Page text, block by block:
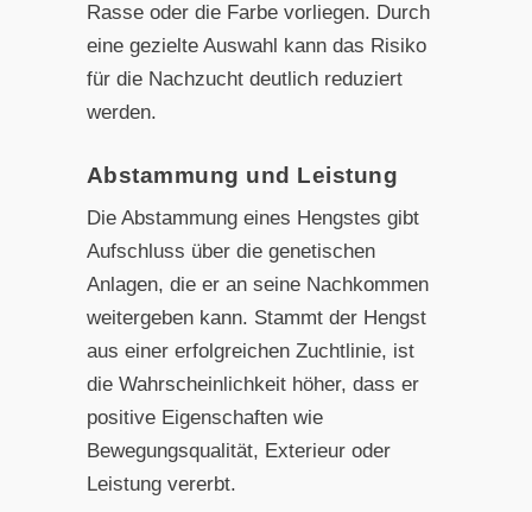
Rasse oder die Farbe vorliegen. Durch
eine gezielte Auswahl kann das Risiko
für die Nachzucht deutlich reduziert
werden.
Abstammung und Leistung
Die Abstammung eines Hengstes gibt
Aufschluss über die genetischen
Anlagen, die er an seine Nachkommen
weitergeben kann. Stammt der Hengst
aus einer erfolgreichen Zuchtlinie, ist
die Wahrscheinlichkeit höher, dass er
positive Eigenschaften wie
Bewegungsqualität, Exterieur oder
Leistung vererbt.